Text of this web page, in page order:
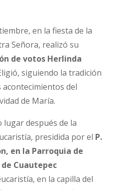
en la fiesta de la
Señora, realizó su
de votos Herlinda
siguiendo la tradición
acontecimientos del
de María.
después de la
presidida por el P.
en la Parroquia de
Cuautepec
en la capilla del